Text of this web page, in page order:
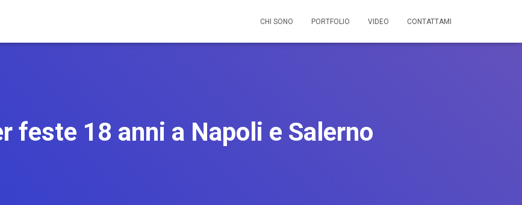
CHI SONO PORTFOLIO VIDEO CONTATTAMI
feste 18 anni a Napoli e Salerno